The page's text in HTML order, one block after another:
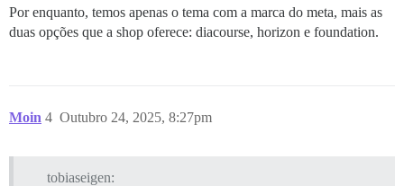
Por enquanto, temos apenas o tema com a marca do meta, mais as
duas opções que a shop oferece: diacourse, horizon e foundation.
Moin Outubro 24, 2025, 8:27pm
4
tobiaseigen: